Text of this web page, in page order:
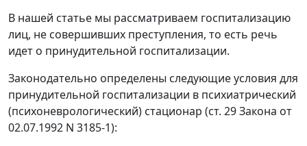
В нашей статье мы рассматриваем госпитализацию
лиц, не совершивших преступления, то есть речь
идет о принудительной госпитализации.
Законодательно определены следующие условия для
принудительной госпитализации в психиатрический
(психоневрологический) стационар (ст. 29 Закона от
02.07.1992 N 3185-1):